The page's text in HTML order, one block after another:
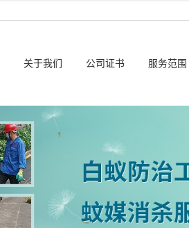
关于我们 公司证书 服务范围